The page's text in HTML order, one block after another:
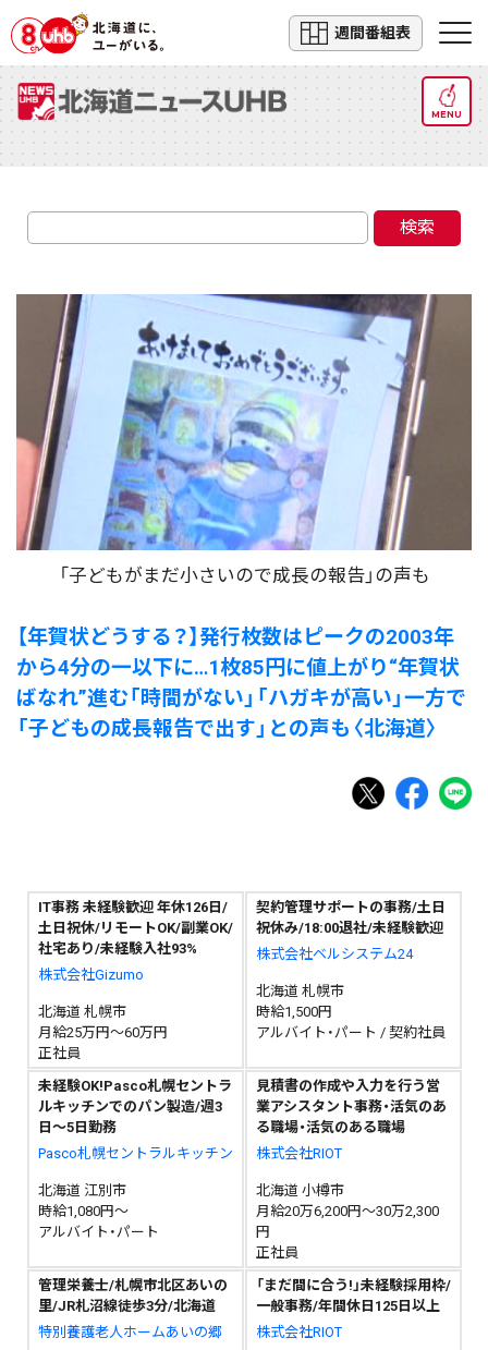
週間番組表
MENU
検索
「子どもがまだ小さいので成長の報告」の声も
【年賀状どうする？】発行枚数はピークの2003年
から4分の一以下に…1枚85円に値上がり“年賀状
ばなれ”進む「時間がない」「ハガキが高い」一方で
「子どもの成長報告で出す」との声も〈北海道〉
IT事務 未経験歓迎 年休126日/
土日祝休/リモートOK/副業OK/
社宅あり/未経験入社93%
株式会社Gizumo
北海道 札幌市
月給25万円～60万円
正社員
契約管理サポートの事務/土日
祝休み/18:00退社/未経験歓迎
株式会社ベルシステム24
北海道 札幌市
時給1,500円
アルバイト・パート / 契約社員
未経験OK!Pasco札幌セントラ
ルキッチンでのパン製造/週3
日～5日勤務
Pasco札幌セントラルキッチン
北海道 江別市
時給1,080円～
アルバイト・パート
見積書の作成や入力を行う営
業アシスタント事務・活気のあ
る職場・活気のある職場
株式会社RIOT
北海道 小樽市
月給20万6,200円～30万2,300
円
正社員
管理栄養士/札幌市北区あいの
里/JR札沼線徒歩3分/北海道
特別養護老人ホームあいの郷
「まだ間に合う!」未経験採用枠/
一般事務/年間休日125日以上
株式会社RIOT